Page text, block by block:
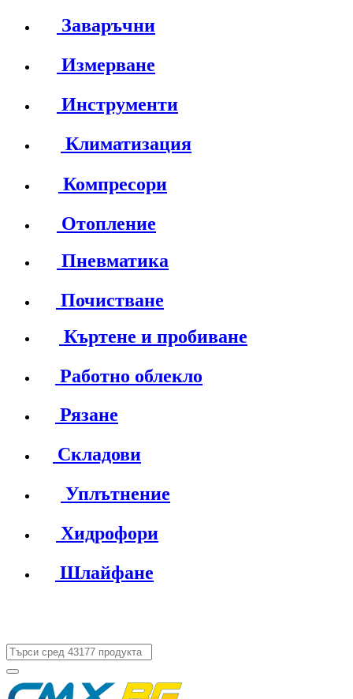
Заваръчни
Измерване
Инструменти
Климатизация
Компресори
Отопление
Пневматика
Почистване
Къртене и пробиване
Работно облекло
Рязане
Складови
Уплътнение
Хидрофори
Шлайфане